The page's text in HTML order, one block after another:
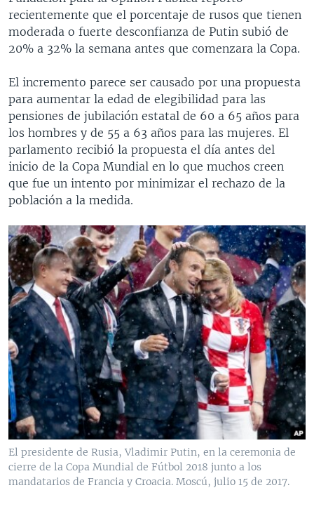
recientemente que el porcentaje de rusos que tienen
moderada o fuerte desconfianza de Putin subió de
20% a 32% la semana antes que comenzara la Copa.
El incremento parece ser causado por una propuesta
para aumentar la edad de elegibilidad para las
pensiones de jubilación estatal de 60 a 65 años para
los hombres y de 55 a 63 años para las mujeres. El
parlamento recibió la propuesta el día antes del
inicio de la Copa Mundial en lo que muchos creen
que fue un intento por minimizar el rechazo de la
población a la medida.
El presidente de Rusia, Vladimir Putin, en la ceremonia de
cierre de la Copa Mundial de Fútbol 2018 junto a los
mandatarios de Francia y Croacia. Moscú, julio 15 de 2017.